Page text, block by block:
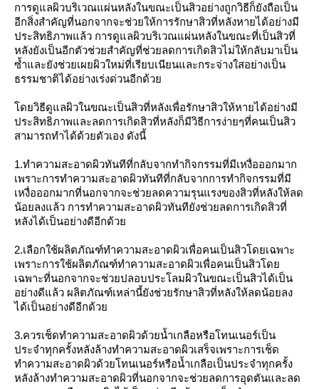
การดูแลผิวบริเวณแผ่นหลังในขณะเป็นสิวอย่างถูกวิธีก็ยังถือเป็น
อีกสิ่งสำคัญที่นอกจากจะช่วยให้การรักษาสิวที่หลังหายได้อย่างมี
ประสิทธิภาพแล้ว การดูแลผิวบริเวณแผ่นหลังในขณะที่เป็นสิวที่
หลังยังเป็นอีกตัวช่วยสำคัญที่ช่วยลดการเกิดสิวไม่ให้กลับมาเป็น
ซ้ำและยังช่วยเผยผิวใหม่ที่เรียบเนียนและกระจ่างใสอย่างเป็น
ธรรมชาติได้อย่างเร่งด่วนอีกด้วย
โดยวิธีดูแลผิวในขณะเป็นสิวที่หลังเพื่อรักษาสิวให้หายได้อย่างมี
ประสิทธิภาพและลดการเกิดสิวที่หลังก็มีวิธีการง่ายๆที่คนเป็นสิว
สามารถทำได้ด้วยตัวเอง ดังนี้
1.ทำความสะอาดผิวทันทีที่กลับจากทำกิจกรรมที่มีเหงื่อออกมาก
เพราะการทำความสะอาดผิวทันทีที่กลับจากการทำกิจกรรมที่มี
เหงื่อออกมากที่นอกจากจะช่วยลดความรุนแรงของสิวที่หลังให้ลด
น้อยลงแล้ว การทำความสะอาดผิวทันทียังช่วยลดการเกิดสิวที่
หลังได้เป็นอย่างดีอีกด้วย
2.เลือกใช้ผลิตภัณฑ์ทำความสะอาดผิวเพื่อคนเป็นสิวโดยเฉพาะ
เพราะการใช้ผลิตภัณฑ์ทำความสะอาดผิวเพื่อคนเป็นสิวโดย
เฉพาะที่นอกจากจะช่วยปลอบประโลมผิวในขณะเป็นสิวได้เป็น
อย่างดีแล้ว ผลิตภัณฑ์เหล่านี้ยังช่วยรักษาสิวที่หลังให้ลดน้อยลง
ได้เป็นอย่างดีอีกด้วย
3.ควรเช็ดทำความสะอาดผิวด้วยน้ำเกลือหรือโทนเนอร์เป็น
ประจำทุกครั้งหลังล้างทำความสะอาดผิวเสร็จเพราะการเช็ด
ทำความสะอาดผิวด้วยโทนเนอร์หรือน้ำเกลือเป็นประจำทุกครั้ง
หลังล้างทำความสะอาดผิวที่นอกจากจะช่วยลดการอุดตันและลด